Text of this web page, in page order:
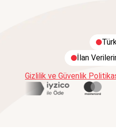
İlan
Gizlilik ve Güvenlik